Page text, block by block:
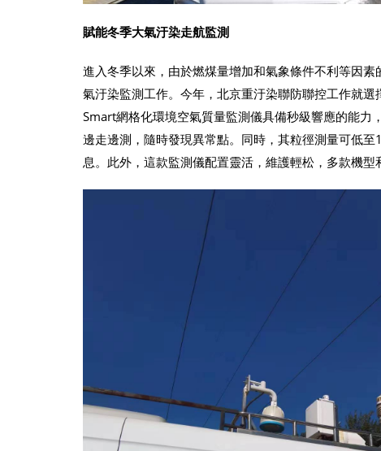
賦能冬季大氣汙染走航監測
進入冬季以來，由於燃煤量增加和氣象條件不利等因
氣汙染監測工作。今年，北京重汙染聯防聯控工作就
Smart網格化環境空氣質量監測儀具備秒級響應的能力
邊走邊測，隨時發現異常點。同時，其粒徑測量可低
息。此外，這款監測儀配置靈活，維護輕松，多款機